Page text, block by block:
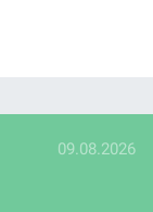
09.08.2026